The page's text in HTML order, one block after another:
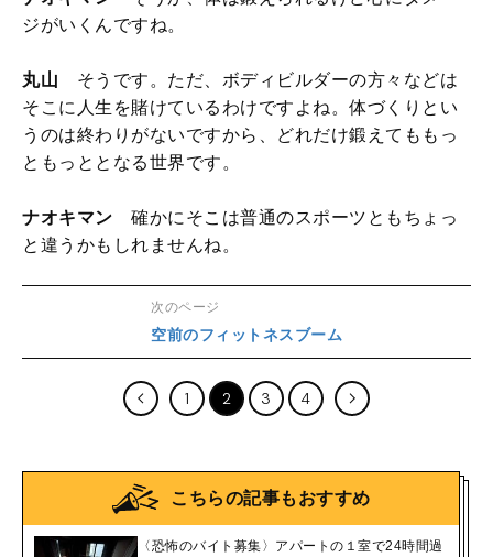
ジがいくんですね。
丸山 そうです。ただ、ボディビルダーの方々などは
そこに人生を賭けているわけですよね。体づくりとい
うのは終わりがないですから、どれだけ鍛えてももっ
ともっととなる世界です。
ナオキマン 確かにそこは普通のスポーツともちょっ
と違うかもしれませんね。
次のページ
空前のフィットネスブーム
1 2 3 4
こちらの記事もおすすめ
〈恐怖のバイト募集〉アパートの１室で24時間過